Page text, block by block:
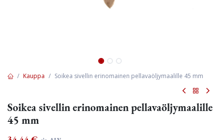
Kauppa Soikea sivellin erinomainen pellavaöljymaalille 45 mm
Soikea sivellin erinomainen pellavaöljymaalille
45 mm